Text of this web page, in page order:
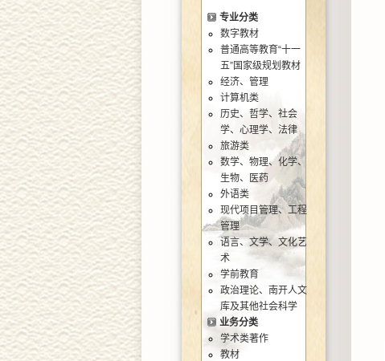
专业分类
数字教材
普通高等教育“十一
五”国家级规划教材
经济、管理
计算机类
历史、哲学、社会
学、心理学、法律
旅游类
数学、物理、化学、
生物、医药
外语类
现代项目管理、工程
管理
语言、文学、文化艺
术
学前教育
政治理论、南开人文
库及其他社会科学
业务分类
学术类著作
教材